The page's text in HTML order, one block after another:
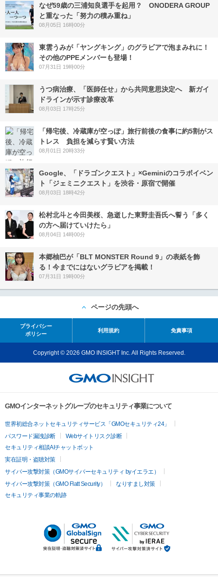
なぜ59歳の三浦知良選手を起用？ ONODERA GROUP
と重なった「努力の積み重ね」
08月05日 16時00分
東雲うみが「ヤングキング」のグラビアで泡まみれに！
その他のPPEメンバーも登場！
07月31日 19時00分
うつ病治療、「医師任せ」から共同意思決定へ 新ガイ
ドラインが示す診療改革
08月03日 17時25分
「帰宅後、冷蔵庫が空っぽ」旅行前後の食事に約5割がス
トレス 負担を減らす賢い方法
08月01日 20時33分
Google、「ドラゴンクエスト」×Geminiのコラボイベン
ト「ジェミニクエスト」を渋谷・原宿で開催
08月03日 18時42分
松村北斗と今田美桜、急逝した東野圭吾氏へ誓う「多く
の方へ届けていけたら」
08月04日 14時00分
本郷柚巴が「BLT MONSTER Round 9」の表紙を飾
る！今までにはないグラビアを掲載！
07月31日 19時00分
ページの先頭へ
プライバシー
ポリシー
利用規約 免責事項
Copyright © 2026 GMO INSIGHT Inc. All Rights Reserved.
GMOインターネットグループのセキュリティ事業について
世界初総合ネットセキュリティサービス「GMOセキュリティ24」
パスワード漏洩診断
Webサイトリスク診断
セキュリティ相談AIチャットボット
実在証明・盗聴対策
サイバー攻撃対策（GMOサイバーセキュリティ byイエラエ）
サイバー攻撃対策（GMO Flatt Security）
なりすまし対策
セキュリティ事業の軌跡